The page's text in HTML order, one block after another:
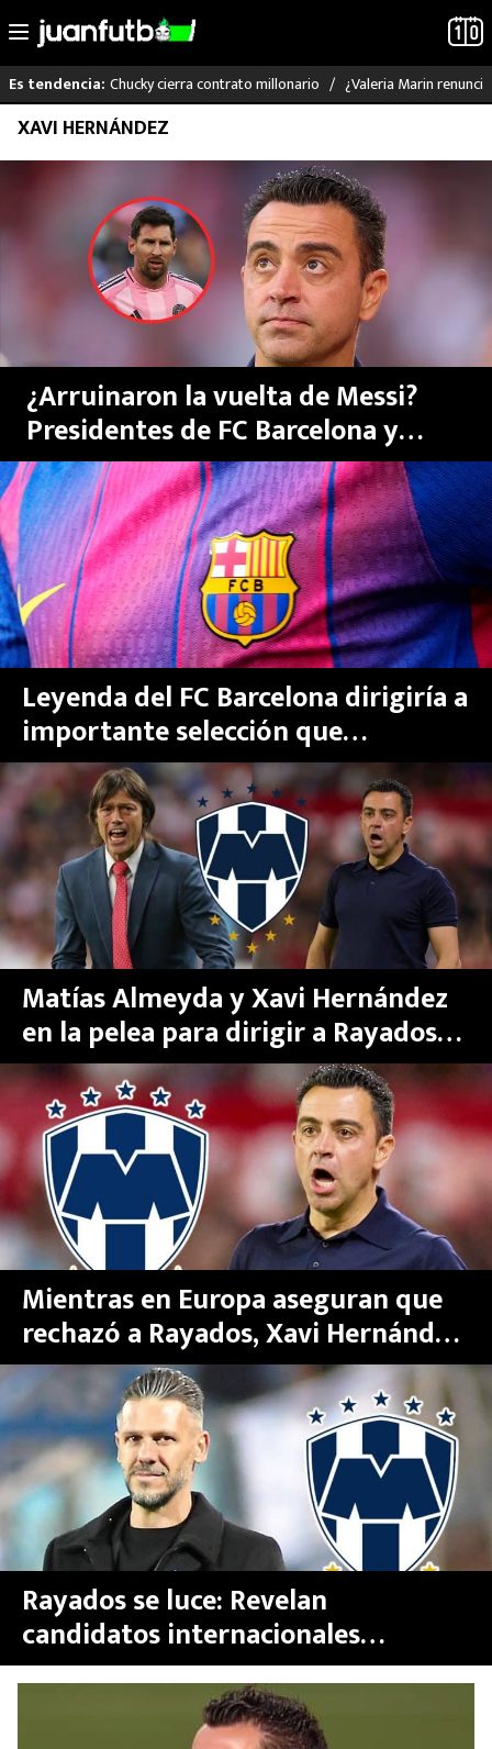
Saltar
contenido
Es tendencia: Chucky cierra contrato millonario ¿Valeria Marin
LO ÚLTIMO
RAYADOS
PUMAS
SELECCIÓN MEXICANA
FUTBOL INTERNACIONAL
MEXICANOS EN EL EXTRANJERO
FUTBOL ESTUFA
FÓRMULA 1
BOXEO
LIGA MX
NFL
XAVI HERNÁNDEZ
¿Arruinaron la vuelta de Messi?
Presidentes de FC Barcelona y
LaLiga dieron brutal respuesta a
Xavi Hernández
Leyenda del FC Barcelona dirigiría a
importante selección que
participará en el Mundial 2026
Matías Almeyda y Xavi Hernández
en la pelea para dirigir a Rayados
tras salida de Demichelis
Mientras en Europa aseguran que
rechazó a Rayados, Xavi Hernández
lanza guiño a Monterrey rumbo al
Mundial de Clubes 2025 | VIDEO
Rayados se luce: Revelan
candidatos internacionales
favoritos para suplir a Demichelis
como DT de Monterrey